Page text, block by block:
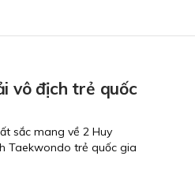
vô địch trẻ quốc
sắc mang về 2 Huy
Taekwondo trẻ quốc gia